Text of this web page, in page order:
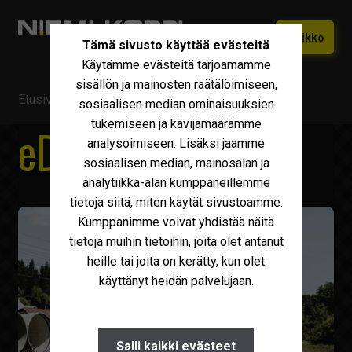
Siirry
Siirry
Valikko
Vaihtokoneet
Uudet Ivecot
Iveco Huolto
Maxus
Iveco Varaosat
Tarvikkeet
Miksi Niemi-Korpi?
Ostamme
Etusivu Maxus hyötyajoneuvot/ eDeliver 9
eDeliver 9
Tämä sivusto käyttää evästeitä
Käytämme evästeitä tarjoamamme
sisällön ja mainosten räätälöimiseen,
sosiaalisen median ominaisuuksien
tukemiseen ja kävijämäärämme
analysoimiseen. Lisäksi jaamme
sosiaalisen median, mainosalan ja
analytiikka-alan kumppaneillemme
tietoja siitä, miten käytät sivustoamme.
Kumppanimme voivat yhdistää näitä
tietoja muihin tietoihin, joita olet antanut
heille tai joita on kerätty, kun olet
käyttänyt heidän palvelujaan.
Salli kaikki evästeet